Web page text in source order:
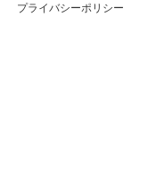
プライバシーポリシー